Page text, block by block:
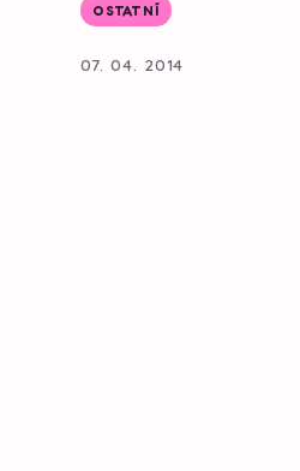
OSTATNÍ
07. 04. 2014